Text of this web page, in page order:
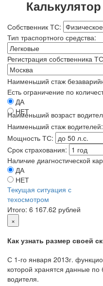
Собственник ТС:
Тип траспортного средства:
Регистрация собственника
Наименьший стаж
Есть ограничение по
ДА
НЕТ
Наименьший возраст
Наименьший стаж водителей:
Мощность ТС:
Срок страхования:
Наличие диагностической
ДА
НЕТ
Текущая ситуация с
техосмотром
Итого: 6 167.62 рублей
×
Как узнать размер своей
С 1-го января 2013г.
которой хранятся данные по
водителя.